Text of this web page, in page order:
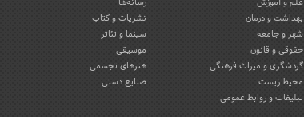
بهداشت و درمان
شهر و جامعه
حقوقی و قانون
گردشگری و میراث فرهنگی
محیط زیست
تبلیغات و روابط عمومی
نشریات و کتاب
سینما و تئاتر
موسیقی
هنرهای تجسمی
صنایع دستی